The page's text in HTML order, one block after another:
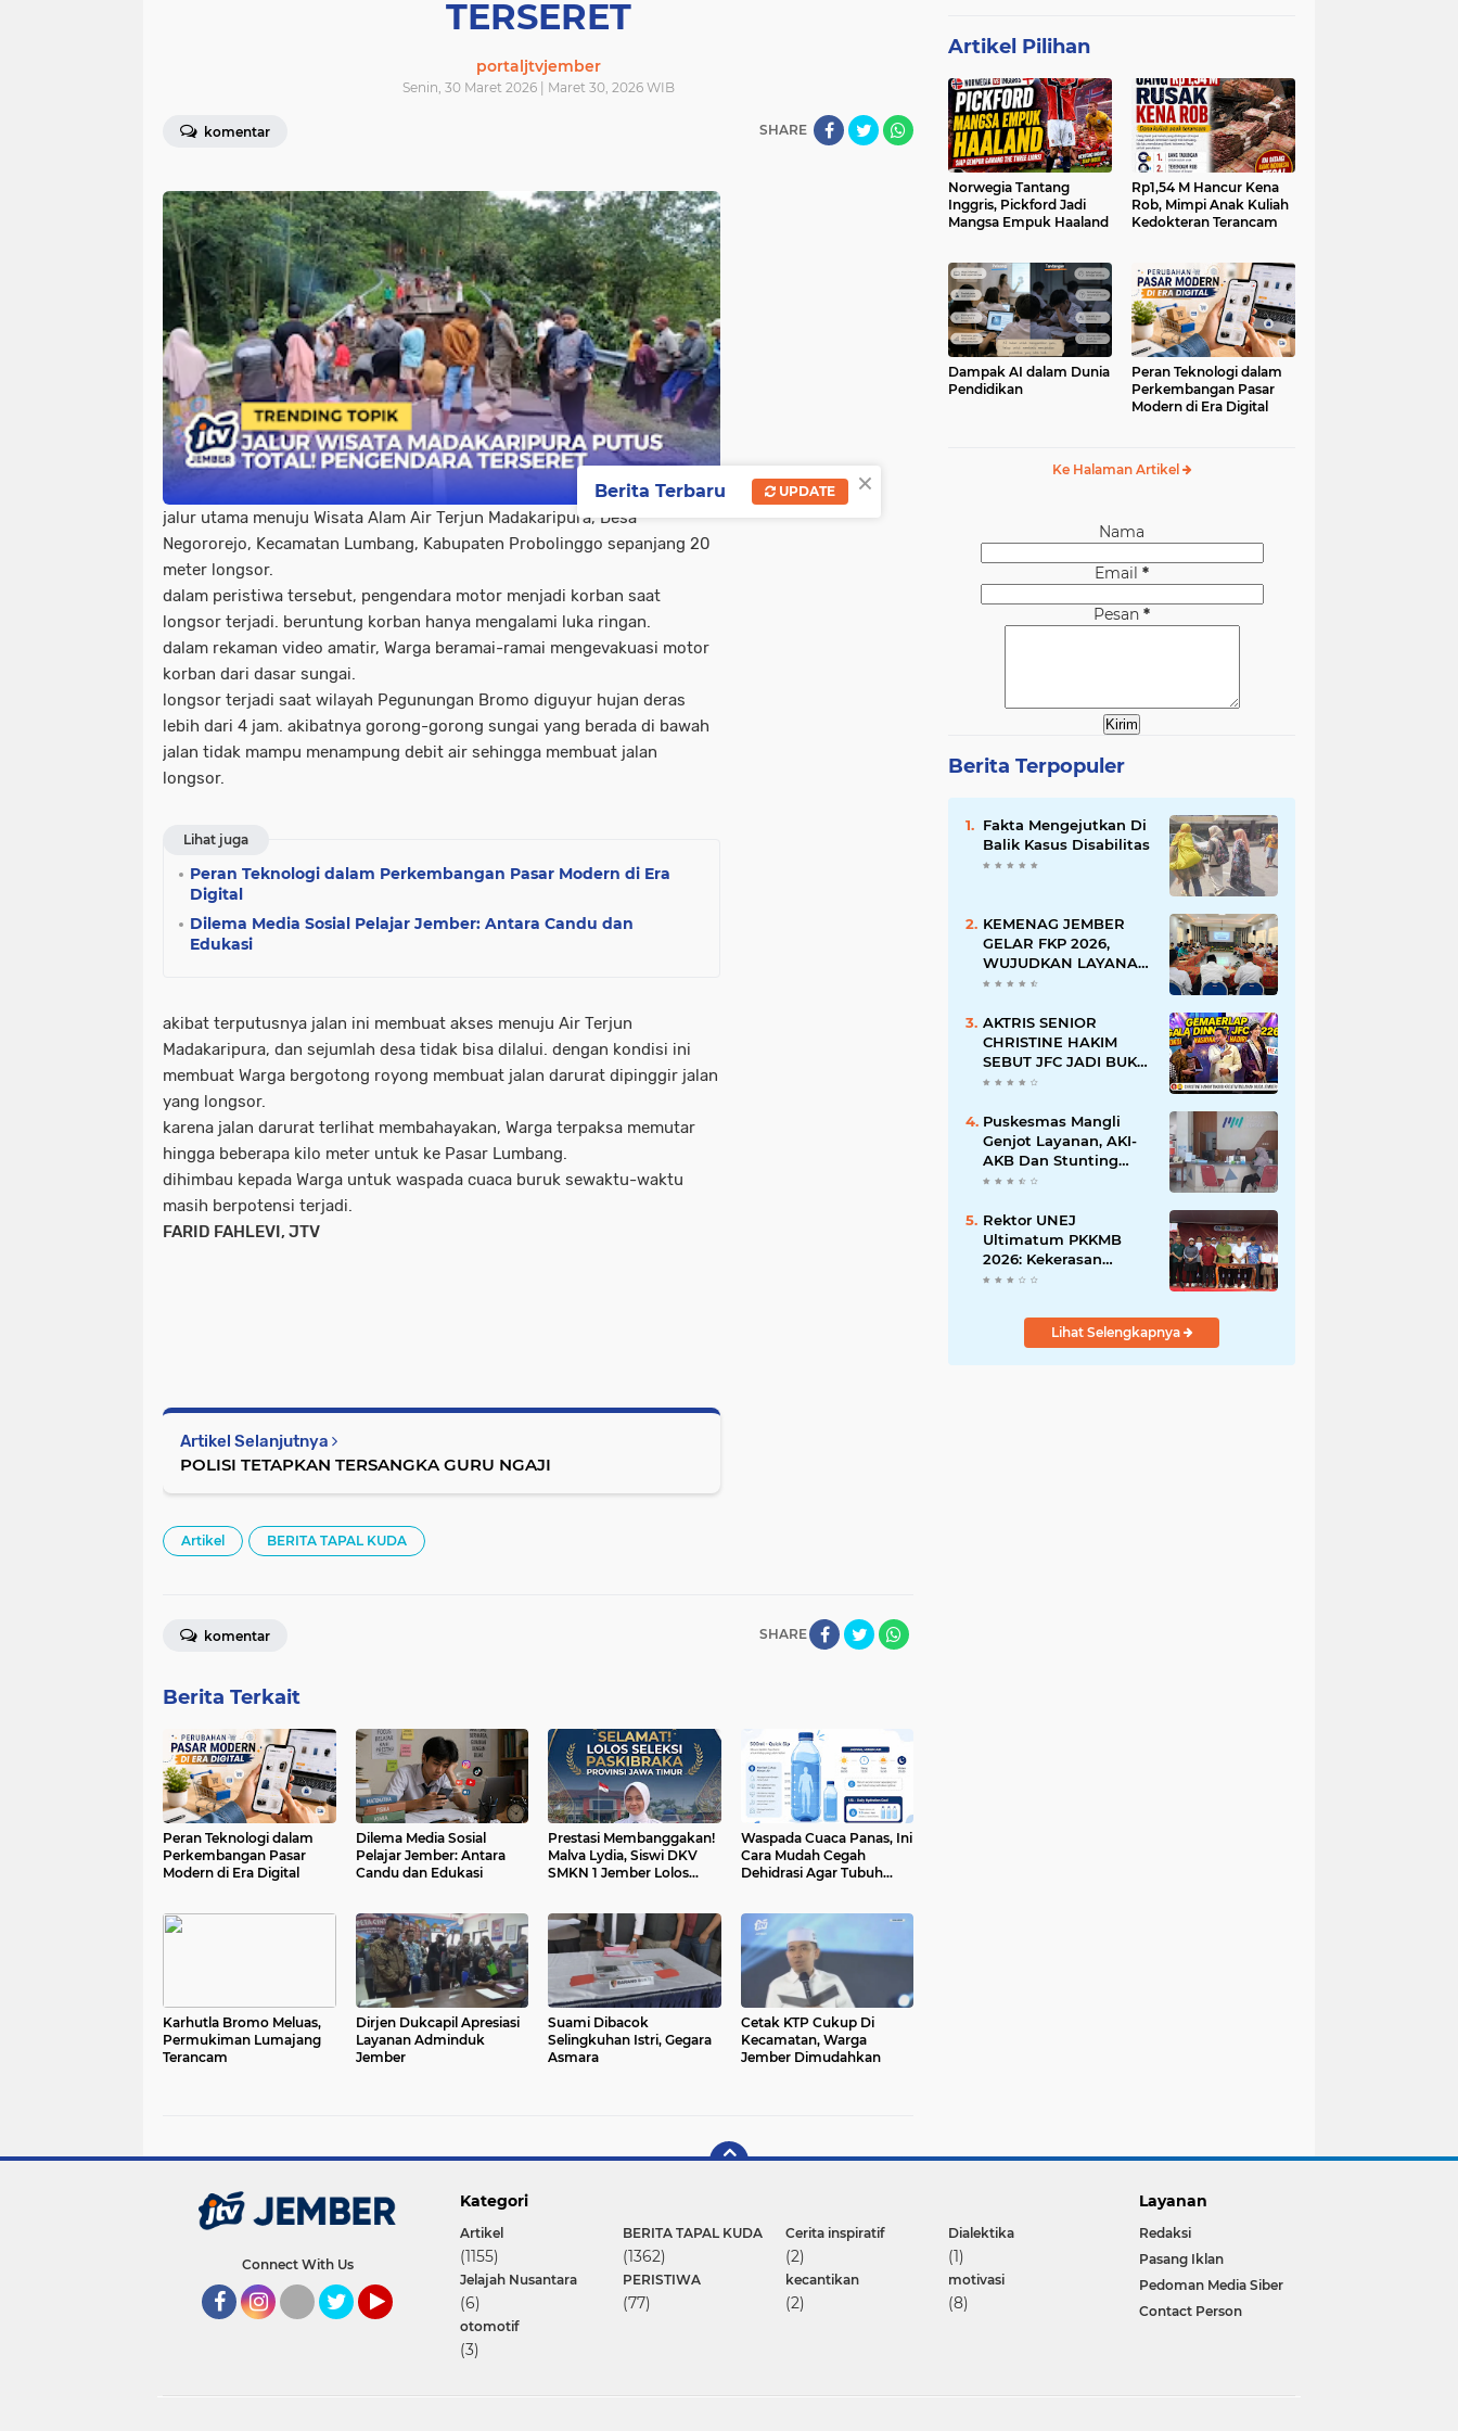
TERSERET
portaljtvjember
Senin, 30 Maret 2026 | Maret 30, 2026 WIB
komentar SHARE
jalur utama menuju Wisata Alam Air Terjun Madakaripura, Desa
Negororejo, Kecamatan Lumbang, Kabupaten Probolinggo sepanjang 20
meter longsor.
dalam peristiwa tersebut, pengendara motor menjadi korban saat
longsor terjadi. beruntung korban hanya mengalami luka ringan.
dalam rekaman video amatir, Warga beramai-ramai mengevakuasi motor
korban dari dasar sungai.
longsor terjadi saat wilayah Pegunungan Bromo diguyur hujan deras
lebih dari 4 jam. akibatnya gorong-gorong sungai yang berada di bawah
jalan tidak mampu menampung debit air sehingga membuat jalan
longsor.
Lihat juga
Peran Teknologi dalam Perkembangan Pasar Modern di Era
Digital
Dilema Media Sosial Pelajar Jember: Antara Candu dan
Edukasi
akibat terputusnya jalan ini membuat akses menuju Air Terjun
Madakaripura, dan sejumlah desa tidak bisa dilalui. dengan kondisi ini
membuat Warga bergotong royong membuat jalan darurat dipinggir jalan
yang longsor.
karena jalan darurat terlihat membahayakan, Warga terpaksa memutar
hingga beberapa kilo meter untuk ke Pasar Lumbang.
dihimbau kepada Warga untuk waspada cuaca buruk sewaktu-waktu
masih berpotensi terjadi.
FARID FAHLEVI, JTV
Artikel Selanjutnya
POLISI TETAPKAN TERSANGKA GURU NGAJI
Artikel BERITA TAPAL KUDA
SHARE
komentar
Berita Terkait
Peran Teknologi dalam
Perkembangan Pasar
Modern di Era Digital
Dilema Media Sosial
Pelajar Jember: Antara
Candu dan Edukasi
Prestasi Membanggakan!
Malva Lydia, Siswi DKV
SMKN 1 Jember Lolos
Waspada Cuaca Panas, Ini
Cara Mudah Cegah
Dehidrasi Agar Tubuh
Karhutla Bromo Meluas,
Permukiman Lumajang
Terancam
Dirjen Dukcapil Apresiasi
Layanan Adminduk
Jember
Suami Dibacok
Selingkuhan Istri, Gegara
Asmara
Cetak KTP Cukup Di
Kecamatan, Warga
Jember Dimudahkan
Artikel Pilihan
Norwegia Tantang
Inggris, Pickford Jadi
Mangsa Empuk Haaland
Rp1,54 M Hancur Kena
Rob, Mimpi Anak Kuliah
Kedokteran Terancam
Dampak AI dalam Dunia
Pendidikan
Peran Teknologi dalam
Perkembangan Pasar
Modern di Era Digital
Ke Halaman Artikel
Nama
Email *
Pesan *
Berita Terpopuler
Fakta Mengejutkan Di
Balik Kasus Disabilitas
KEMENAG JEMBER
GELAR FKP 2026,
WUJUDKAN LAYANAN
BERSINAR DAN
AKTRIS SENIOR
CHRISTINE HAKIM
SEBUT JFC JADI BUKTI
KREATIVITAS ANAK
Puskesmas Mangli
Genjot Layanan, AKI-
AKB Dan Stunting
Ditekan
Rektor UNEJ
Ultimatum PKKMB
2026: Kekerasan
Dilarang, Dekan Turun
Lihat Selengkapnya
Connect With Us
Kategori
Artikel
(1155)
BERITA TAPAL KUDA
(1362)
Cerita inspiratif
(2)
Dialektika
(1)
Jelajah Nusantara
(6)
PERISTIWA
(77)
kecantikan
(2)
motivasi
(8)
otomotif
(3)
Layanan
Redaksi
Pasang Iklan
Pedoman Media Siber
Contact Person
×
Berita Terbaru UPDATE